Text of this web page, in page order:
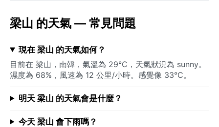
梁山 的天氣 — 常見問題
現在 梁山 的天氣如何？
目前在 梁山，南韓，氣溫為 29°C，天氣狀況為 sunny。
濕度為 68%，風速為 12 公里/小時。感覺像 33°C。
明天 梁山 的天氣會是什麼？
今天 梁山 會下雨嗎？